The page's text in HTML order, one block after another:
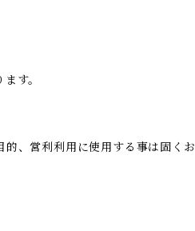
す。
、営利利用に使用する事は固くお